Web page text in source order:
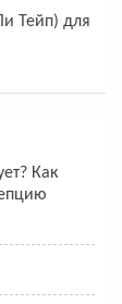
Тейп) для
Как